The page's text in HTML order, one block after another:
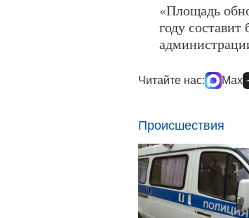
«Площадь
году
Читайте нас: Max
Происшествия